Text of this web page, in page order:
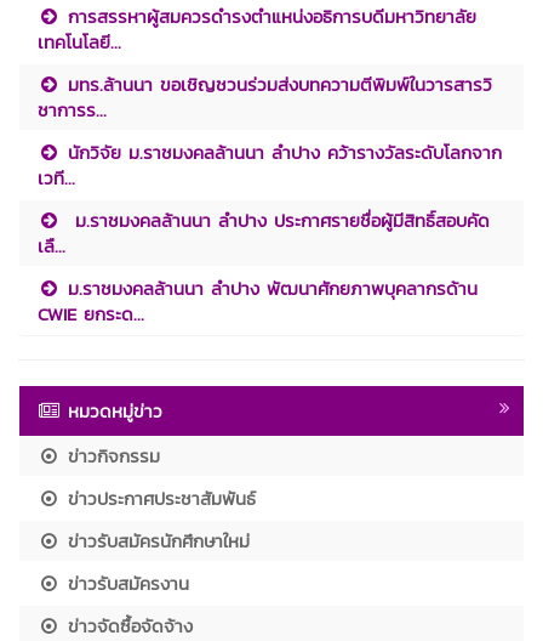
การสรรหาผู้สมควรดำรงตำแหน่งอธิการบดีมหาวิทยาลัย
เทคโนโลยี...
มทร.ล้านนา ขอเชิญชวนร่วมส่งบทความตีพิมพ์ในวารสารวิ
ชาการร...
นักวิจัย ม.ราชมงคลล้านนา ลำปาง คว้ารางวัลระดับโลกจาก
เวที...
ม.ราชมงคลล้านนา ลำปาง ประกาศรายชื่อผู้มีสิทธิ์สอบคัด
เลื...
ม.ราชมงคลล้านนา ลำปาง พัฒนาศักยภาพบุคลากรด้าน
CWIE ยกระด...
หมวดหมู่ข่าว
ข่าวกิจกรรม
ข่าวประกาศประชาสัมพันธ์
ข่าวรับสมัครนักศึกษาใหม่
ข่าวรับสมัครงาน
ข่าวจัดซื้อจัดจ้าง